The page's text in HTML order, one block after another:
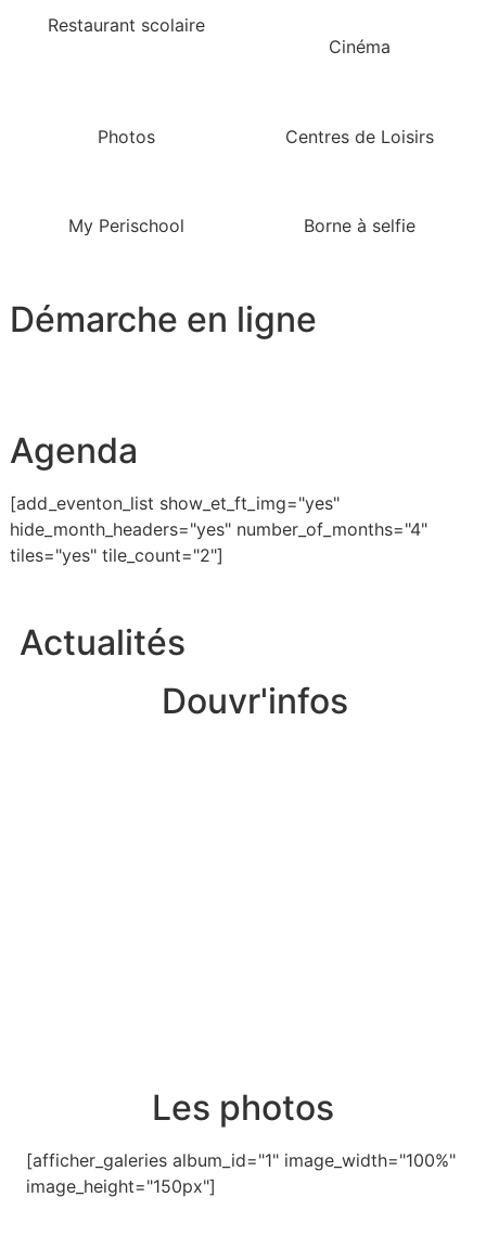
Restaurant scolaire
Cinéma
Photos Centres de Loisirs
My Perischool Borne à selfie
Démarche en ligne
Agenda
[add_eventon_list show_et_ft_img="yes"
hide_month_headers="yes" number_of_months="4"
tiles="yes" tile_count="2"]
Actualités
Douvr'infos
Les photos
[afficher_galeries album_id="1" image_width="100%"
image_height="150px"]